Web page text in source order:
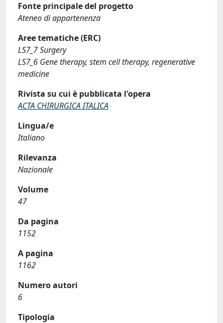
Fonte principale del progetto
Ateneo di appartenenza
Aree tematiche (ERC)
LS7_7 Surgery
LS7_6 Gene therapy, stem cell therapy, regenerative
medicine
Rivista su cui è pubblicata l'opera
ACTA CHIRURGICA ITALICA
Lingua/e
Italiano
Rilevanza
Nazionale
Volume
47
Da pagina
1152
A pagina
1162
Numero autori
6
Tipologia